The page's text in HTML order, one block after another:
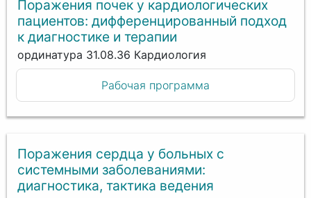
Поражения почек у кардиологических
пациентов: дифференцированный подход
к диагностике и терапии
ординатура 31.08.36 Кардиология
Рабочая программа
Поражения сердца у больных с
системными заболеваниями:
диагностика, тактика ведения